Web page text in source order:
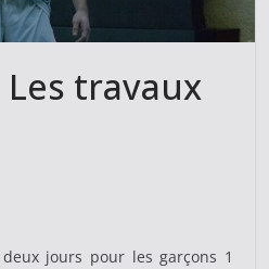
Les travaux
jours pour les garçons 1